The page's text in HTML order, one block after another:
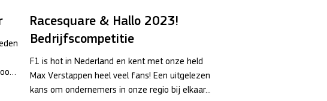
Racesquare & Hallo 2023!
Bedrijfscompetitie
F1 is hot in Nederland en kent met onze held
Max Verstappen heel veel fans! Een uitgelezen
kans om ondernemers in onze regio bij elkaar...